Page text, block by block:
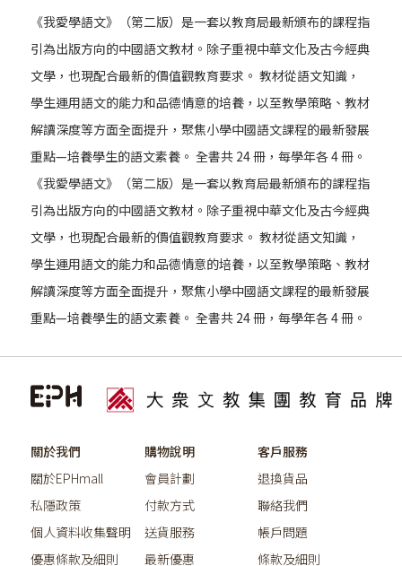
《我愛學語文》（第二版）是一套以教育局最新頒布的課程指
引為出版方向的中國語文教材。除子重視中華文化及古今經典
文學，也現配合最新的價值觀教育要求。 教材從語文知識，
學生運用語文的能力和品德情意的培養，以至教學策略、教材
解讀深度等方面全面提升，聚焦小學中國語文課程的最新發展
重點—培養學生的語文素養。 全書共 24 冊，每學年各 4 冊。
《我愛學語文》（第二版）是一套以教育局最新頒布的課程指
引為出版方向的中國語文教材。除子重視中華文化及古今經典
文學，也現配合最新的價值觀教育要求。 教材從語文知識，
學生運用語文的能力和品德情意的培養，以至教學策略、教材
解讀深度等方面全面提升，聚焦小學中國語文課程的最新發展
重點—培養學生的語文素養。 全書共 24 冊，每學年各 4 冊。
關於我們
關於EPHmall
私隱政策
個人資料收集聲明
優惠條款及細則
購物說明
會員計劃
付款方式
送貨服務
最新優惠
客戶服務
退換貨品
聯絡我們
帳戶問題
條款及細則